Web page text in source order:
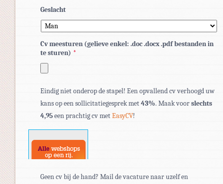
Geslacht
Cv meesturen (gelieve enkel: .doc .docx .pdf bestanden in
te sturen) *
bestandstypen:
pdf,
doc,
docx.
Eindig niet onderop de stapel! Een opvallend cv verhoogd uw
kans op een sollicitatiegesprek met43%. Maak voorslechts
4,95een prachtig cv metEasyCV!
Geen cv bij de hand? Mail de vacature naar uzelf en